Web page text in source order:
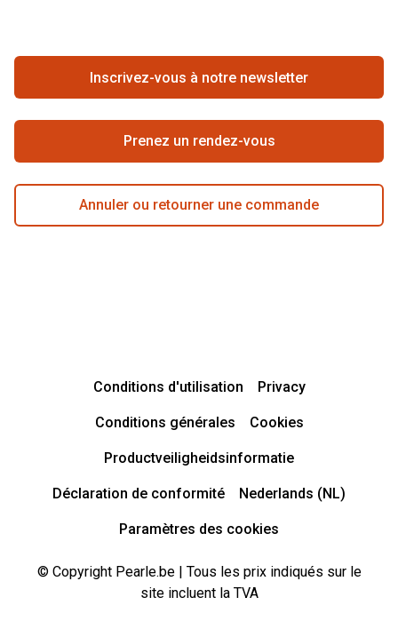
Se rétracter du contrat ici
Inscrivez-vous à notre newsletter
Prenez un rendez-vous
Annuler ou retourner une commande
Conditions d'utilisation Privacy
Conditions générales Cookies
Productveiligheidsinformatie
Déclaration de conformité Nederlands (NL)
Paramètres des cookies
© Copyright Pearle.be | Tous les prix indiqués sur le
site incluent la TVA